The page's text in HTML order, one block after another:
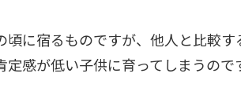
頃に宿るものですが、他人と比較
感が低い子供に育ってしまうので